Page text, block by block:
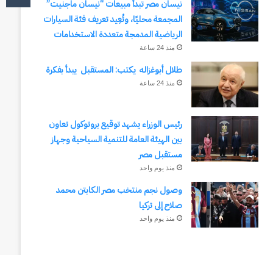
نيسان مصر تبدأ مبيعات “نيسان ماجنيت”
المجمعة محليًا، وتُعِيد تعريف فئة السيارات
الرياضية المدمجة متعددة الاستخدامات
منذ 24 ساعة
طلال أبوغزاله يكتب: المستقبل يبدأ بفكرة
منذ 24 ساعة
رئيس الوزراء يشهد توقيع بروتوكول تعاون
بين الهيئة العامة للتنمية السياحية وجهاز
مستقبل مصر
منذ يوم واحد
وصول نجم منتخب مصر الكابتن محمد
صلاح إلى تركيا
منذ يوم واحد